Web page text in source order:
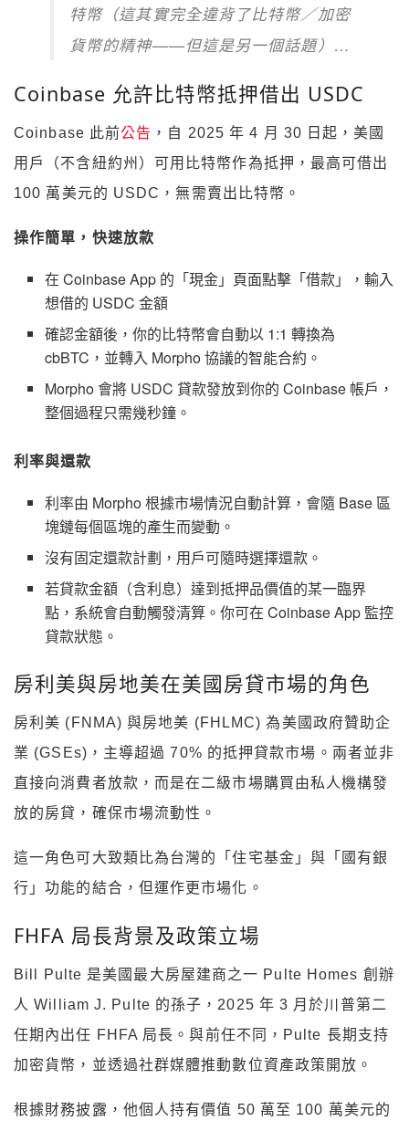
特幣（這其實完全違背了比特幣／加密
貨幣的精神——但這是另一個話題）…
Coinbase 允許比特幣抵押借出 USDC
Coinbase 此前公告 ，自 2025年 4 月 30 日起，美國
用戶（不含紐約州）可用比特幣作為抵押，最高可借出
100 萬美元的 USDC ，無需賣出比特幣。
操作簡單，快速放款
在 Coinbase App 的「現金」頁面點擊「借款」，輸入
想借的 USDC金額
確認金額後，你的比特幣會自動以 1:1轉換為
cbBTC ，並轉入 Morpho協議的智能合約。
Morpho會將 USDC貸款發放到你的 Coinbase 帳戶，
整個過程只需幾秒鐘。
利率與還款
利率由 Morpho根據市場情況自動計算，會隨 Base 區
塊鏈每個區塊的產生而變動。
沒有固定還款計劃，用戶可隨時選擇還款。
若貸款金額（含利息）達到抵押品價值的某一臨界
點，系統會自動觸發清算。你可在 Coinbase App 監控
貸款狀態。
房利美與房地美在美國房貸市場的角色
房利美 (FNMA)與房地美 (FHLMC)為美國政府贊助企
業 (GSEs) ，主導超過 70% 的抵押貸款市場。兩者並非
直接向消費者放款，而是在二級市場購買由私人機構發
放的房貸，確保市場流動性。
這一角色可大致類比為台灣的「住宅基金」與「國有銀
行」功能的結合，但運作更市場化。
FHFA 局長背景及政策立場
Bill Pulte 是美國最大房屋建商之一 Pulte Homes 創辦
人 William J. Pulte 的孫子， 2025 年 3 月於川普第二
任期內出任 FHFA 局長。與前任不同， Pulte 長期支持
加密貨幣，並透過社群媒體推動數位資產政策開放。
根據財務披露，他個人持有價值 50 萬至 100 萬美元的